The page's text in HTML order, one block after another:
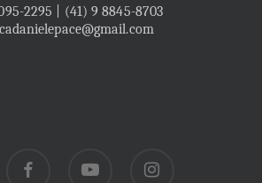
2295 | (41) 9 8845-8703